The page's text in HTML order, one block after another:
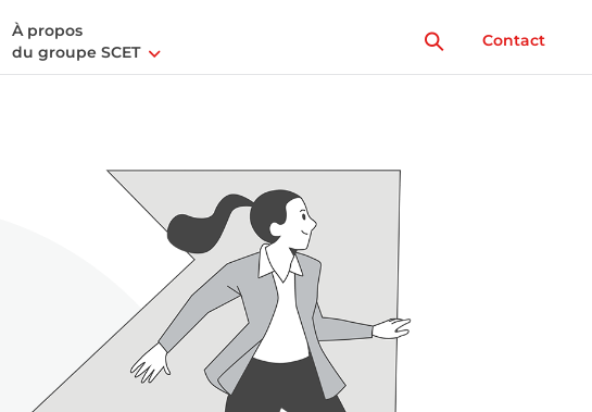
À propos
du groupe SCET
Contact